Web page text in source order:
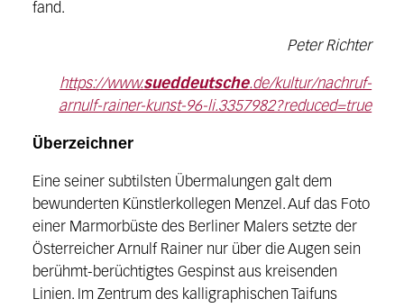
fand.
Peter Richter
https://www.sueddeutsche.de/kultur/nachruf-
arnulf-rainer-kunst-96-li.3357982?reduced=true
Überzeichner
Eine seiner subtilsten Übermalungen galt dem
bewunderten Künstlerkollegen Menzel. Auf das Foto
einer Marmorbüste des Berliner Malers setzte der
Österreicher Arnulf Rainer nur über die Augen sein
berühmt-berüchtigtes Gespinst aus kreisenden
Linien. Im Zentrum des kalligraphischen Taifuns